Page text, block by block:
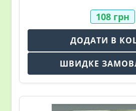
108 грн
ДОДАТИ В
ШВИДКЕ